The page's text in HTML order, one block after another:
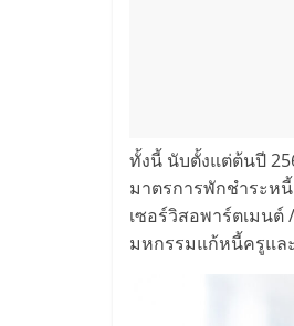
ทั้งนี้ นับตั้งแต่ต้นปี
มาตรการพักชำระหนี้
เซอร์วิสอพาร์ตเมน
มหกรรมแก้หนี้ครูแล